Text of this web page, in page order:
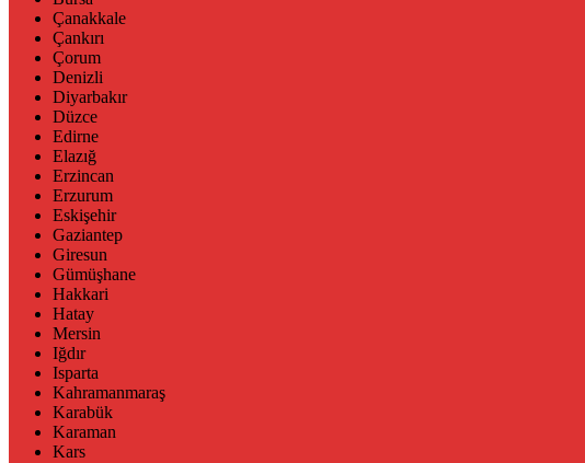
Çanakkale
Çankırı
Çorum
Denizli
Diyarbakır
Düzce
Edirne
Elazığ
Erzincan
Erzurum
Eskişehir
Gaziantep
Giresun
Gümüşhane
Hakkari
Hatay
Mersin
Iğdır
Isparta
Kahramanmaraş
Karabük
Karaman
Kars